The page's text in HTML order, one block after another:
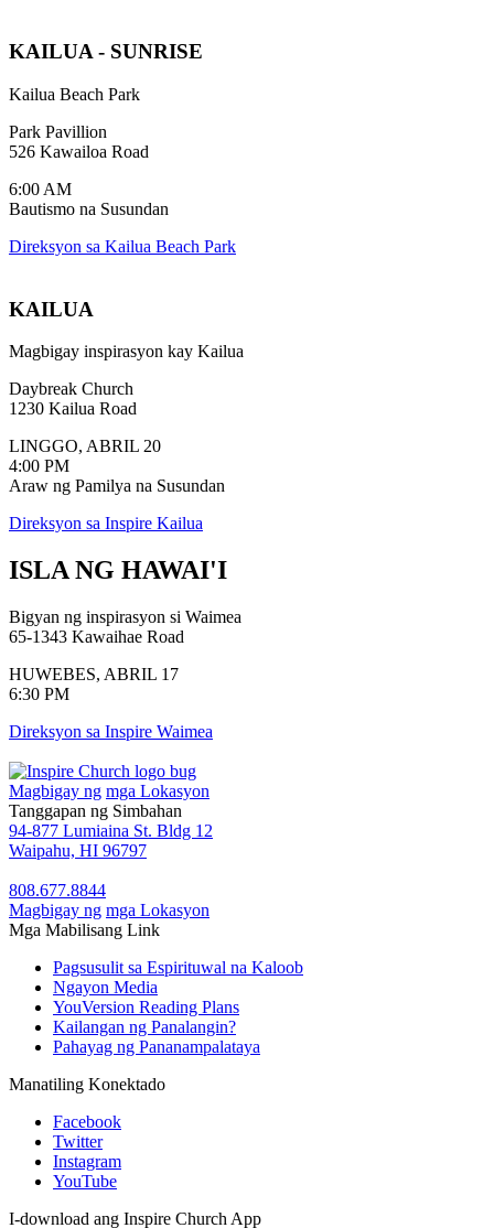
KAILUA - SUNRISE
Kailua Beach Park
Park Pavillion
526 Kawailoa Road
6:00 AM
Bautismo na Susundan
Direksyon sa Kailua Beach Park
KAILUA
Magbigay inspirasyon kay Kailua
Daybreak Church
1230 Kailua Road
LINGGO, ABRIL 20
4:00 PM
Araw ng Pamilya na Susundan
Direksyon sa Inspire Kailua
ISLA NG HAWAI'I
Bigyan ng inspirasyon si Waimea
65-1343 Kawaihae Road
HUWEBES, ABRIL 17
6:30 PM
Direksyon sa Inspire Waimea
Magbigay ng mga Lokasyon
Tanggapan ng Simbahan
94-877 Lumiaina St. Bldg 12
Waipahu, HI 96797
808.677.8844
Magbigay ng mga Lokasyon
Mga Mabilisang Link
Pagsusulit sa Espirituwal na Kaloob
Ngayon Media
YouVersion Reading Plans
Kailangan ng Panalangin?
Pahayag ng Pananampalataya
Manatiling Konektado
Facebook
Twitter
Instagram
YouTube
I-download ang Inspire Church App